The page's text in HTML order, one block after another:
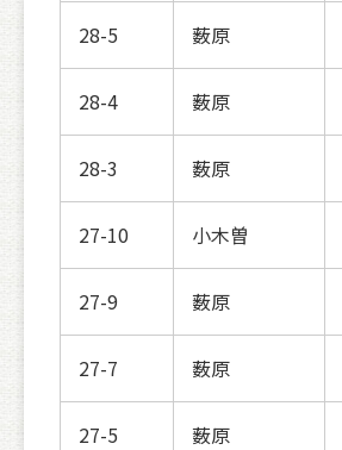
28-5 薮原
28-4 薮原
28-3 薮原
27-10 小木曽
27-9 薮原
27-7 薮原
27-5 薮原